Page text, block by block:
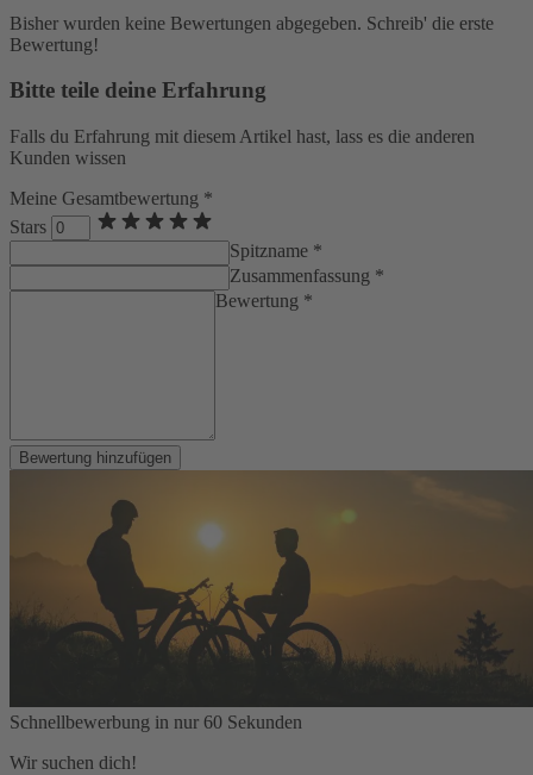
Bisher wurden keine Bewertungen abgegeben. Schreib' die erste
Bewertung!
Bitte teile deine Erfahrung
Falls du Erfahrung mit diesem Artikel hast, lass es die anderen
Kunden wissen
Meine Gesamtbewertung *
Stars
Spitzname *
Zusammenfassung *
Bewertung *
Bewertung hinzufügen
Schnellbewerbung in nur 60 Sekunden
Wir suchen dich!